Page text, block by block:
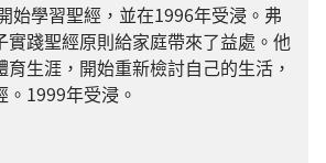
始學習聖經，並在1996年受浸。弗
實踐聖經原則給家庭帶來了益處。他
生涯，開始重新檢討自己的生活，
1999年受浸。